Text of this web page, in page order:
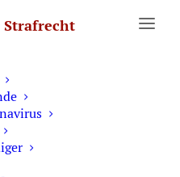
Strafrecht
Strafrecht